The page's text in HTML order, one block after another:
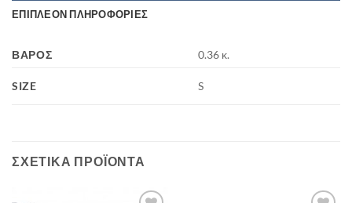
ΕΠΙΠΛΈΟΝ ΠΛΗΡΟΦΟΡΊΕΣ
ΒΆΡΟΣ 0.36 κ.
SIZE S
ΣΧΕΤΙΚΆ ΠΡΟΪΌΝΤΑ